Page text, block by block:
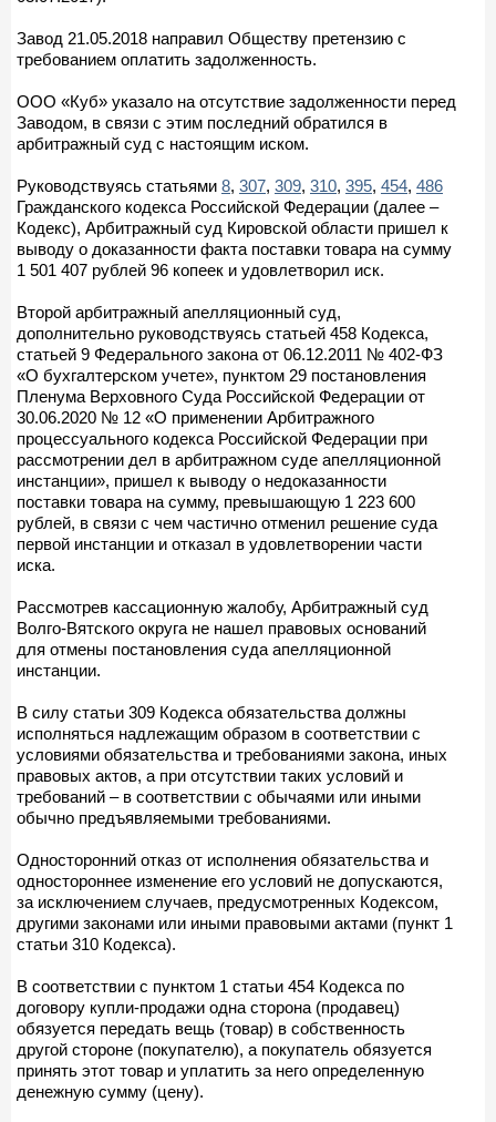
Завод 21.05.2018 направил Обществу претензию с
требованием оплатить задолженность.
ООО «Куб» указало на отсутствие задолженности перед
Заводом, в связи с этим последний обратился в
арбитражный суд с настоящим иском.
Руководствуясь статьями 8, 307, 309, 310, 395, 454, 486
Гражданского кодекса Российской Федерации (далее –
Кодекс), Арбитражный суд Кировской области пришел к
выводу о доказанности факта поставки товара на сумму
1 501 407 рублей 96 копеек и удовлетворил иск.
Второй арбитражный апелляционный суд,
дополнительно руководствуясь статьей 458 Кодекса,
статьей 9 Федерального закона от 06.12.2011 № 402-ФЗ
«О бухгалтерском учете», пунктом 29 постановления
Пленума Верховного Суда Российской Федерации от
30.06.2020 № 12 «О применении Арбитражного
процессуального кодекса Российской Федерации при
рассмотрении дел в арбитражном суде апелляционной
инстанции», пришел к выводу о недоказанности
поставки товара на сумму, превышающую 1 223 600
рублей, в связи с чем частично отменил решение суда
первой инстанции и отказал в удовлетворении части
иска.
Рассмотрев кассационную жалобу, Арбитражный суд
Волго-Вятского округа не нашел правовых оснований
для отмены постановления суда апелляционной
инстанции.
В силу статьи 309 Кодекса обязательства должны
исполняться надлежащим образом в соответствии с
условиями обязательства и требованиями закона, иных
правовых актов, а при отсутствии таких условий и
требований – в соответствии с обычаями или иными
обычно предъявляемыми требованиями.
Односторонний отказ от исполнения обязательства и
одностороннее изменение его условий не допускаются,
за исключением случаев, предусмотренных Кодексом,
другими законами или иными правовыми актами (пункт 1
статьи 310 Кодекса).
В соответствии с пунктом 1 статьи 454 Кодекса по
договору купли-продажи одна сторона (продавец)
обязуется передать вещь (товар) в собственность
другой стороне (покупателю), а покупатель обязуется
принять этот товар и уплатить за него определенную
денежную сумму (цену).